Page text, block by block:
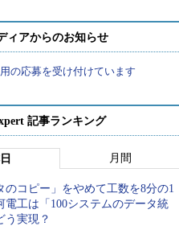
ィアからのお知らせ
の応募を受け付けています
記事ランキング
月間
のコピー」をやめて工数を8分の1
工は「100システムのデータ統
う実現？